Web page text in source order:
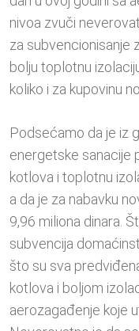
nivoa zvuči
za subvencionisanje
bolju toplotnu
koliko i za kupovinu
Podsećamo da je iz
energetske sanacije
kotlova i toplotnu
a da je za nabavku
9,96 miliona dinara.
subvencija
što su sva
kotlova i boljom
aerozagađenje koje